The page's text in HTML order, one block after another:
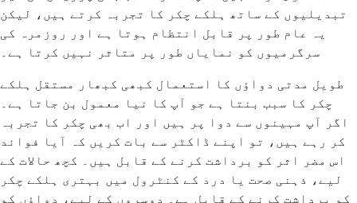
تبدیلیوں کے ساتھ ہلکے چکر کا تجربہ کرتے ہیں، لیکن
یہ عام طور پر قابل انتظام ہوتا ہے اور روزمرہ کی
سرگرمیوں کو نمایاں طور پر متاثر نہیں کرتا ہے۔
طویل مدتی دواؤں کا استعمال کبھی کبھار مستقل ہلکے
چکر کا سبب بنتا ہے جو آپ کا نیا معمول بن جاتا ہے۔
اگر آپ مہینوں سے دوا پر ہیں اور اب بھی چکر کا تجربہ
کر رہے ہیں، تو اپنے ڈاکٹر سے بات کریں کہ آیا فوائد
اس مضر اثر کو برداشت کرنے کے قابل ہیں۔ کچھ حالات کے
لیے، ذہنی صحت یا درد کے کنٹرول میں بہتری ہلکے چکر
کو برداشت کرنے کے قابل ہے۔ دوسروں کے لیے، دواؤں کو